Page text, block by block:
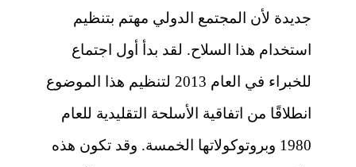
جديدة لأن المجتمع الدولي مهتم بتنظيم
استخدام هذا السلاح. لقد بدأ أول اجتماع
للخبراء في العام 2013 لتنظيم هذا الموضوع
انطلاقًا من اتفاقية الأسلحة التقليدية للعام
1980 وبروتوكولاتها الخمسة. وقد تكون هذه